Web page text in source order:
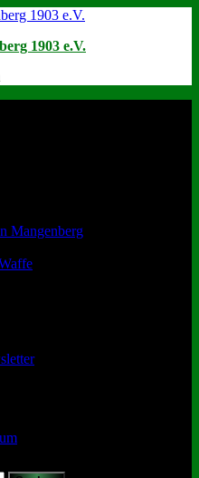
1903 e.V.
Mangenberg